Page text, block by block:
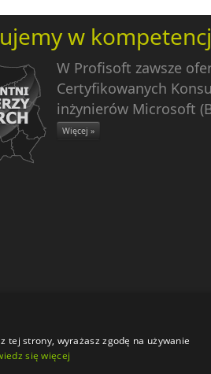
w
W Profisoft zawsze
Certyfikowanych
inżynierów Microsoft
Więcej »
tej strony, wyrażasz zgodę na używanie
się więcej